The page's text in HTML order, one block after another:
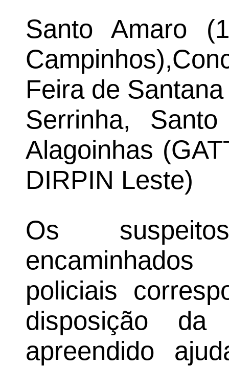
Santo Amaro
Feira de
Serrinha,
Alagoinhas
DIRPIN Leste)
Os
policiais
disposição
apreendido